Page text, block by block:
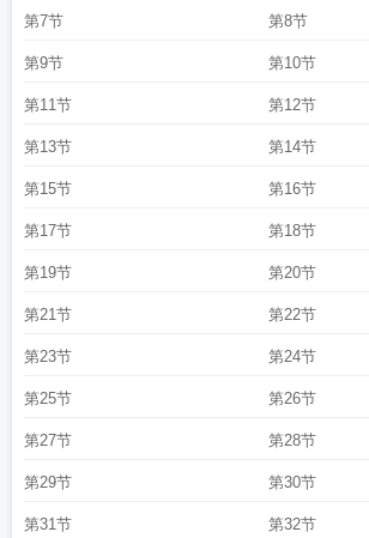
说暗恋txt百度
明人不说暗恋有声剧
第7节 第8节
第9节 第10节
第11节 第12节
第13节 第14节
第15节 第16节
第17节 第18节
第19节 第20节
第21节 第22节
第23节 第24节
第25节 第26节
第27节 第28节
第29节 第30节
第31节 第32节